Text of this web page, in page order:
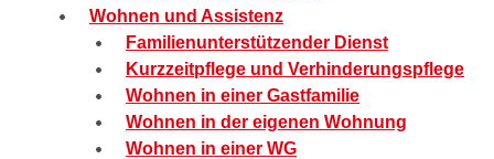
Wohnen und Assistenz
Familienunterstützender Dienst
Kurzzeitpflege und Verhinderungspflege
Wohnen in einer Gastfamilie
Wohnen in der eigenen Wohnung
Wohnen in einer WG